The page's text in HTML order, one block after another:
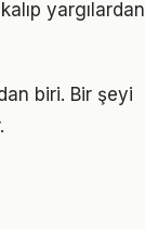
yargılardan
biri. Bir şeyi